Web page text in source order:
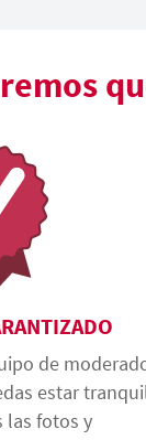
de
estar
las fotos y